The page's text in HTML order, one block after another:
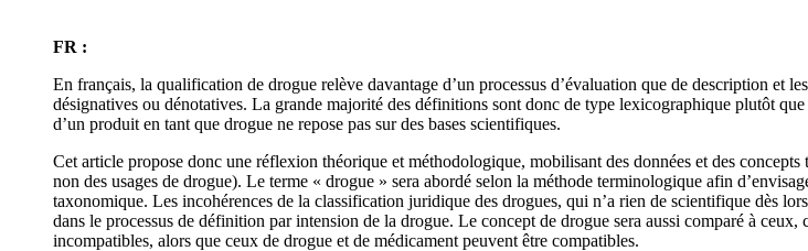
FR :
En français, la qualification de drogue relève davantage d’un processus d’évaluation que de description et
désignatives ou dénotatives. La grande majorité des définitions sont donc de type lexicographique plutôt
d’un produit en tant que drogue ne repose pas sur des bases scientifiques.
Cet article propose donc une réflexion théorique et méthodologique, mobilisant des données et des
non des usages de drogue). Le terme « drogue » sera abordé selon la méthode terminologique afin
taxonomique. Les incohérences de la classification juridique des drogues, qui n’a rien de scientifique dès
dans le processus de définition par intension de la drogue. Le concept de drogue sera aussi comparé à
incompatibles, alors que ceux de drogue et de médicament peuvent être compatibles.